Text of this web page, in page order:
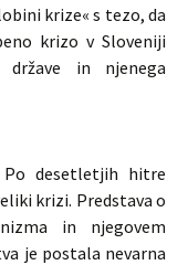
krize« s tezo, da
krizo v Sloveniji
države in njenega
Po desetletjih hitre
krizi. Predstava o
in njegovem
je postala nevarna